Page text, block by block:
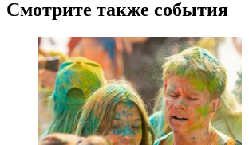
Смотрите также события